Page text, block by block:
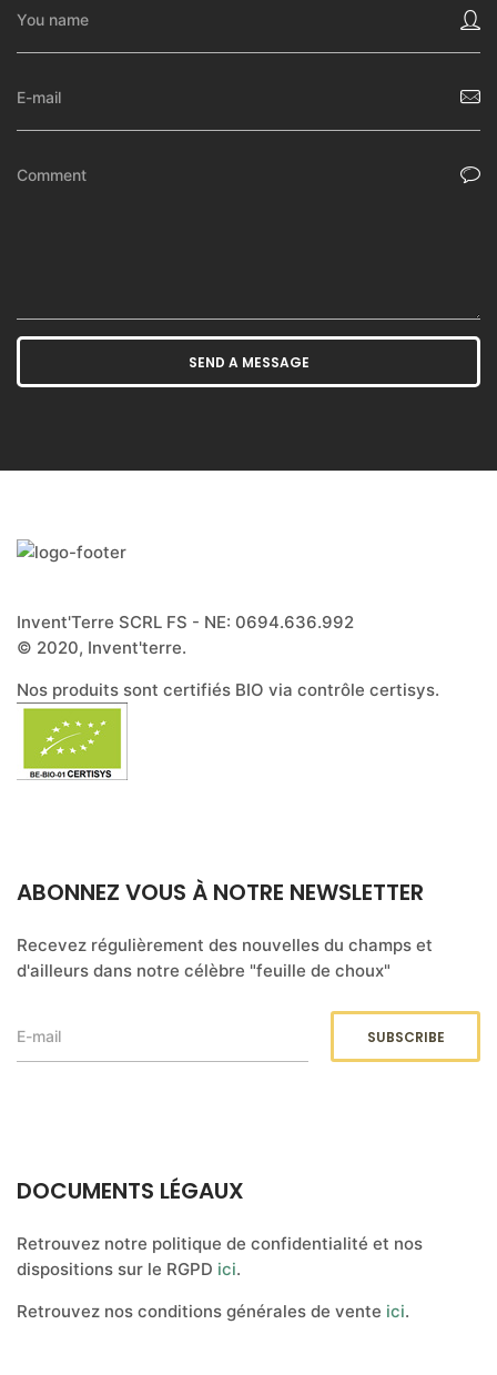
Invent'Terre SCRL FS - NE: 0694.636.992
© 2020, Invent'terre.
Nos produits sont certifiés BIO via contrôle certisys.
ABONNEZ VOUS À NOTRE NEWSLETTER
Recevez régulièrement des nouvelles du champs et
d'ailleurs dans notre célèbre "feuille de choux"
DOCUMENTS LÉGAUX
Retrouvez notre politique de confidentialité et nos
dispositions sur le RGPD ici.
Retrouvez nos conditions générales de vente ici.